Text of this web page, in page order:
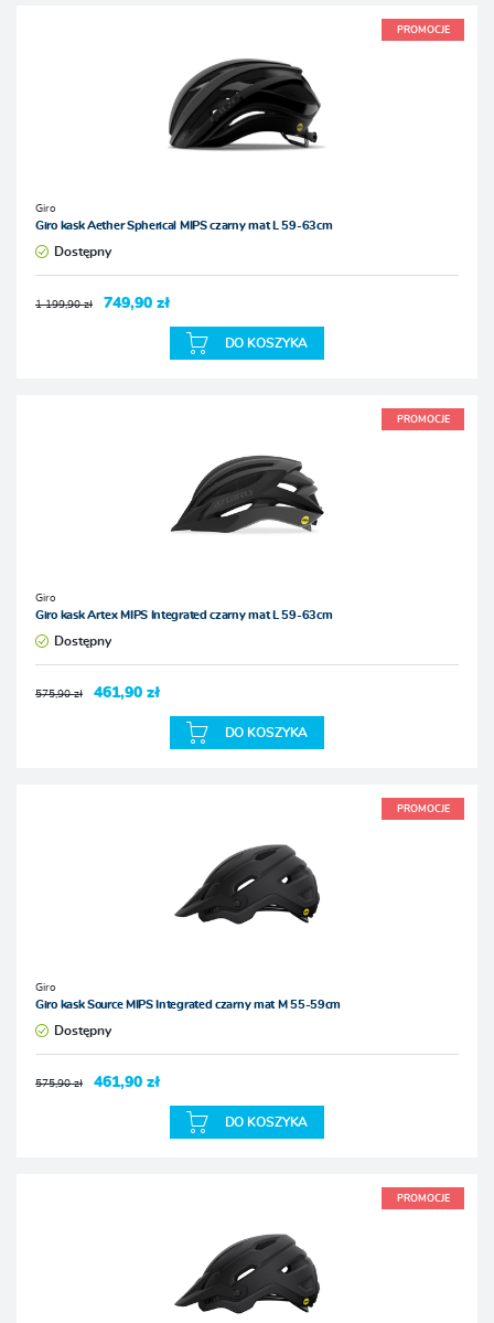
PROMOCJE
Giro
Giro kask Aether Spherical MIPS czarny mat L 59-63cm
Dostępny
1 199,90 zł 749,90 zł
DO KOSZYKA
PROMOCJE
Giro
Giro kask Artex MIPS Integrated czarny mat L 59-63cm
Dostępny
575,90 zł 461,90 zł
DO KOSZYKA
PROMOCJE
Giro
Giro kask Source MIPS Integrated czarny mat M 55-59cm
Dostępny
575,90 zł 461,90 zł
DO KOSZYKA
PROMOCJE